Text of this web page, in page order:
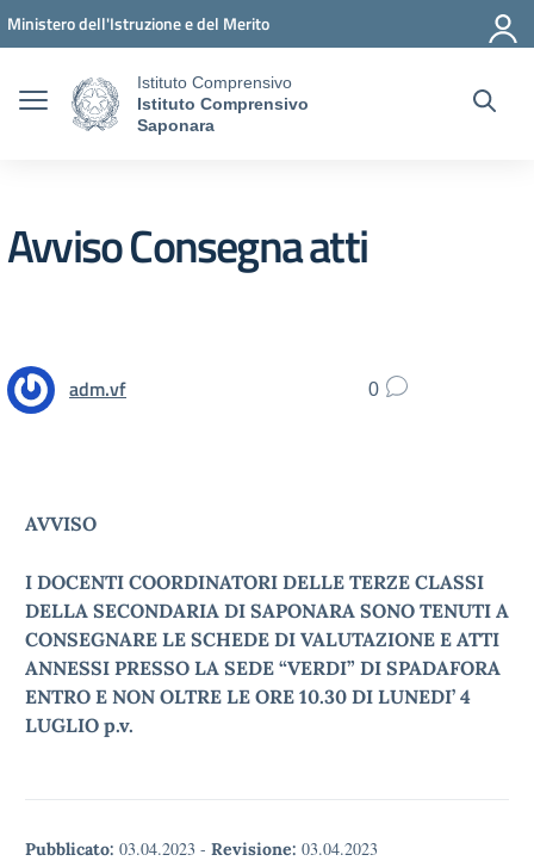
Ministero dell'Istruzione e del Merito
Istituto Comprensivo
Istituto Comprensivo
Saponara
Avviso Consegna atti
adm.vf 0
AVVISO
I DOCENTI COORDINATORI DELLE TERZE CLASSI
DELLA SECONDARIA DI SAPONARA SONO TENUTI A
CONSEGNARE LE SCHEDE DI VALUTAZIONE E ATTI
ANNESSI PRESSO LA SEDE “VERDI” DI SPADAFORA
ENTRO E NON OLTRE LE ORE 10.30 DI LUNEDI’ 4
LUGLIO p.v.
Pubblicato: 03.04.2023 - Revisione: 03.04.2023